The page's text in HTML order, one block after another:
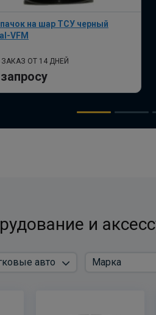
на шар ТСУ черный
VFM
ОТ 14 ДНЕЙ
и